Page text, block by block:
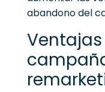
abandono del